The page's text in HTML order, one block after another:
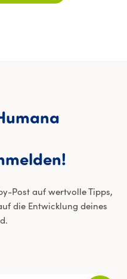
Post auf wertvolle Tipps,
die Entwicklung deines